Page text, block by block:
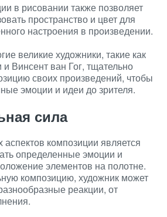
в рисовании также позволяет
пространство и цвет для
настроения в произведении.
великие художники, такие как
Винсент ван Гог, тщательно
своих произведений, чтобы
эмоции и идеи до зрителя.
сила
композиции является
определенные эмоции и
элементов на полотне.
композицию, художник может
реакции, от